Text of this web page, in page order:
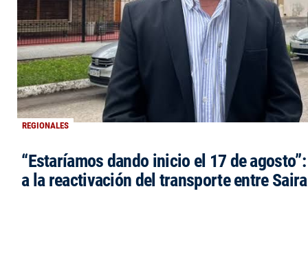
REGIONALES
“Estaríamos dando inicio el 17 de
a la reactivación del transporte entre